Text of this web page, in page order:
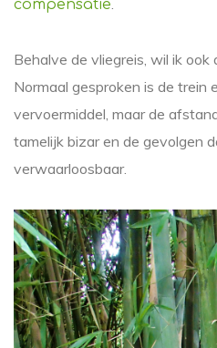
compensatie
Behalve de vliegreis, wil ik ook
Normaal gesproken is de trein
vervoermiddel, maar de
tamelijk bizar en de gevolgen
verwaarloosbaar.